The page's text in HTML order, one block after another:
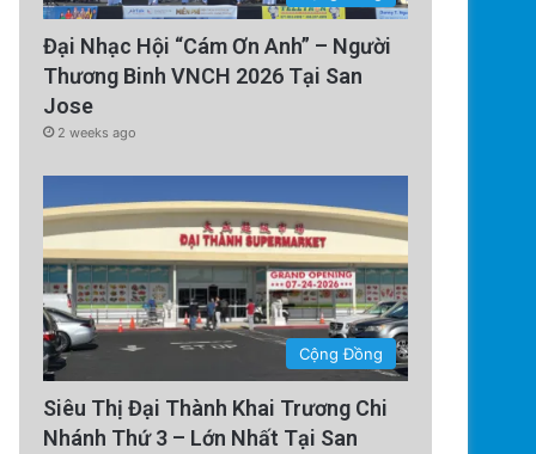
Đại Nhạc Hội “Cám Ơn Anh” – Người
Thương Binh VNCH 2026 Tại San
Jose
2 weeks ago
Cộng Đồng
Siêu Thị Đại Thành Khai Trương Chi
Nhánh Thứ 3 – Lớn Nhất Tại San